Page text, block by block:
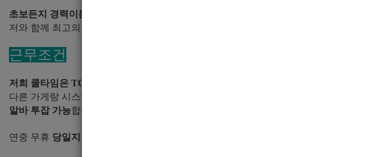
초보든지 경력이든지 도움이 될 수 있도록 하겠습니다.
저와 함께 최고의 가게에서 최고가 되어보세요.
근무조건
저희 쿨타임은 TC 4만원입니다.
다른 가게랑 시스템 자체가 틀립니다.
알바 투잡 가능합니다.
연중 무휴 당일지급